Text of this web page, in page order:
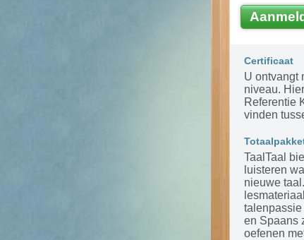
Certificaat
U ontvangt
niveau.
Referentie
vinden
TaalTaal
luisteren
nieuwe
en Spaans
oefenen